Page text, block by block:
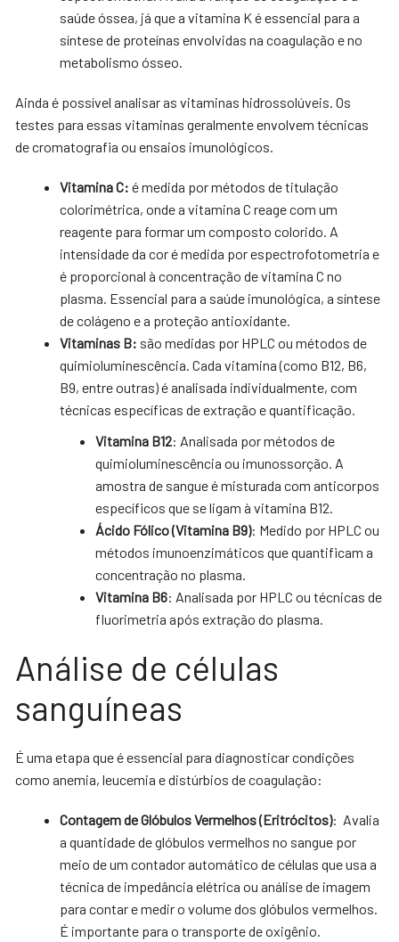
saúde óssea, já que a vitamina K é essencial para a
síntese de proteínas envolvidas na coagulação e no
metabolismo ósseo.
Ainda é possível analisar as vitaminas hidrossolúveis. Os
testes para essas vitaminas geralmente envolvem técnicas
de cromatografia ou ensaios imunológicos.
Vitamina C: é medida por métodos de titulação
colorimétrica, onde a vitamina C reage com um
reagente para formar um composto colorido. A
intensidade da cor é medida por espectrofotometria e
é proporcional à concentração de vitamina C no
plasma. Essencial para a saúde imunológica, a síntese
de colágeno e a proteção antioxidante.
Vitaminas B: são medidas por HPLC ou métodos de
quimioluminescência. Cada vitamina (como B12, B6,
B9, entre outras) é analisada individualmente, com
técnicas específicas de extração e quantificação.
Vitamina B12: Analisada por métodos de
quimioluminescência ou imunossorção. A
amostra de sangue é misturada com anticorpos
específicos que se ligam à vitamina B12.
Ácido Fólico (Vitamina B9): Medido por HPLC ou
métodos imunoenzimáticos que quantificam a
concentração no plasma.
Vitamina B6: Analisada por HPLC ou técnicas de
fluorimetria após extração do plasma.
Análise de células
sanguíneas
É uma etapa que é essencial para diagnosticar condições
como anemia, leucemia e distúrbios de coagulação:
Contagem de Glóbulos Vermelhos (Eritrócitos): Avalia
a quantidade de glóbulos vermelhos no sangue por
meio de um contador automático de células que usa a
técnica de impedância elétrica ou análise de imagem
para contar e medir o volume dos glóbulos vermelhos.
É importante para o transporte de oxigênio.